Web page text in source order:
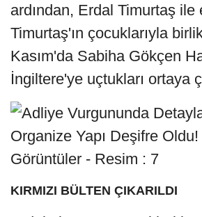
ardından, Erdal Timurtaş ile
Timurtaş'ın çocuklarıyla
Kasım'da Sabiha Gökçen
İngiltere'ye uçtukları ortaya
KIRMIZI BÜLTEN ÇIKARILDI